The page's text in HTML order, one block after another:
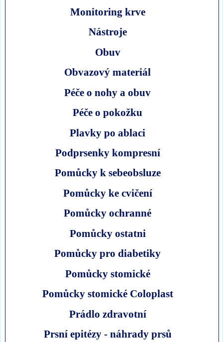
Monitoring krve
Nástroje
Obuv
Obvazový materiál
Péče o nohy a obuv
Péče o pokožku
Plavky po ablaci
Podprsenky kompresní
Pomůcky k sebeobsluze
Pomůcky ke cvičení
Pomůcky ochranné
Pomůcky ostatni
Pomůcky pro diabetiky
Pomůcky stomické
Pomůcky stomické Coloplast
Prádlo zdravotní
Prsní epitézy - náhrady prsů